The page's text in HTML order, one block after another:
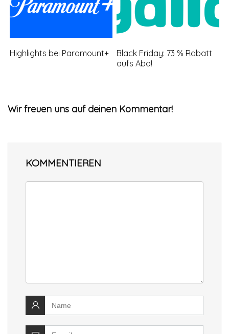
Highlights bei Paramount+
Black Friday: 73 % Rabatt
aufs Abo!
Wir freuen uns auf deinen Kommentar!
KOMMENTIEREN